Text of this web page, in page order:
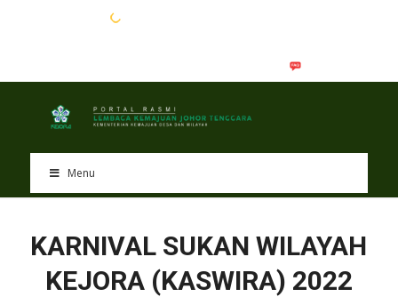
Menu
KARNIVAL SUKAN WILAYAH
KEJORA (KASWIRA) 2022